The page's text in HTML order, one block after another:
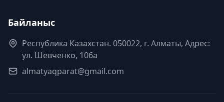
Байланыс
Республика Казахстан. 050022, г. Алматы, Адрес:
ул. Шевченко, 106а
almatyaqparat@gmail.com